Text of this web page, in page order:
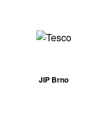
JIP Brno